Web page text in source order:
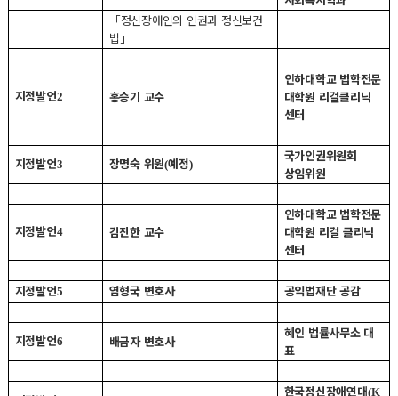
「정신장애인의 인권과 정신보건
법 」
지정발언2 홍승기 교수
인하대학교 법학전문
대학원 리걸클리닉
센터
지정발언3 장명숙 위원(예정)
국가인권위원회
상임위원
지정발언4 김진한 교수
인하대학교 법학전문
대학원 리걸 클리닉
센터
지정발언5 염형국 변호사 공익법재단 공감
지정발언6 배금자 변호사
혜인 법률사무소 대
표
한국정신장애연대(K